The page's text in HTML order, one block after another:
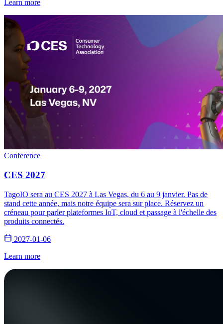
Learn more
Conference
CES 2027
TagoIO sera au CES 2027 à Las Vegas, du 6 au 9 janvier. Pas de
stand cette année, mais notre équipe sera sur place. Réservez un
créneau pour parler plateformes IoT, cloud et passage à l'échelle des
produits connectés.
2027-01-06
Learn more